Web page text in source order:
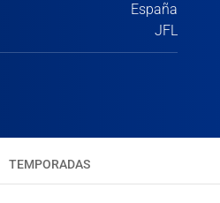
España
JFL
TEMPORADAS